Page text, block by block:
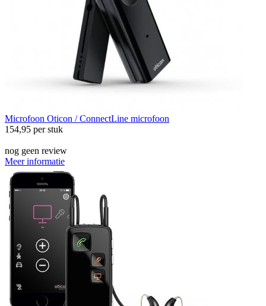
Microfoon Oticon / ConnectLine microfoon
154,95 per stuk
nog geen review
Meer informatie